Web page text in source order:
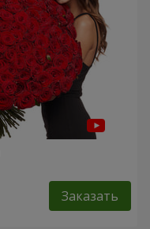
Заказать